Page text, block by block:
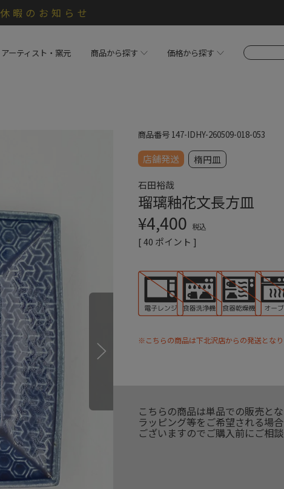
暇のお知らせ
ーティスト・窯元 商品から探す 価格から探す
商品番号 147-IDHY-260509-018-053
店舗発送 楕円皿
石田裕哉
瑠璃釉花文長方皿
¥4,400 税込
[40 ポイント ]
※こちらの商品は下北沢店からの発送とな
こちらの商品は単品での販売とな
ラッピング等をご希望される場
ございますのでご購入前にご相談